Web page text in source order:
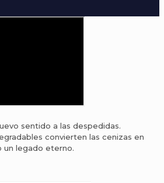
sentido a las despedidas.
convierten las cenizas en
un legado eterno.